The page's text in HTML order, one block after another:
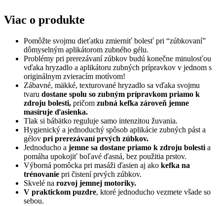
Viac o produkte
Pomôžte svojmu dieťatku zmierniť bolesť pri “zúbkovaní”
dômyselným aplikátorom zubného gélu.
Problémy pri prerezávaní zúbkov budú konečne minulosťou
vďaka hryzadlo a aplikátoru zubných prípravkov v jednom s
originálnym zvieracím motívom!
Zábavné, mäkké, texturované hryzadlo sa vďaka svojmu
tvaru dostane spolu so zubným prípravkom priamo k
zdroju bolesti, pričom zubná kefka zároveň jemne
masíruje ďasienka.
Tlak si bábätko reguluje samo intenzitou žuvania.
Hygienický a jednoduchý spôsob aplikácie zubných pást a
gélov pri prerezávaní prvých zúbkov.
Jednoducho a jemne sa dostane priamo k zdroju bolesti a
pomáha upokojiť boľavé ďasná, bez použitia prstov.
Výborná pomôcka pri masáži ďasien aj ako kefka na
trénovanie pri čistení prvých zúbkov.
Skvelé na rozvoj jemnej motoriky.
V praktickom puzdre, ktoré jednoducho vezmete všade so
sebou.